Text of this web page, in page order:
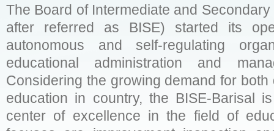
The Board of Intermediate and
after referred as BISE) started its
autonomous and self-regulating
educational administration and
Considering the growing demand for
education in country, the BISE-Barisal
center of excellence in the field of